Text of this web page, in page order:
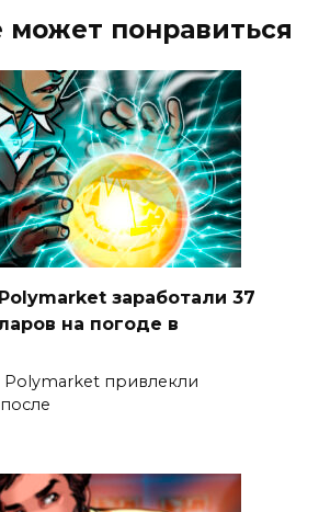
может понравиться
заработали 37
на погоде в
Polymarket привлекли